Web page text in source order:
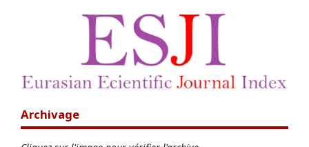
Archivage